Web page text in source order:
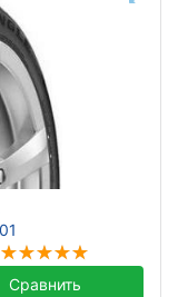
Сравнить